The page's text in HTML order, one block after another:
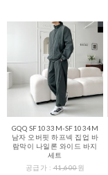
GQQ SF1033M-SF1034M
남자 오버핏 하프넥 집업 바
람막이 나일론 와이드 바지
세트
공급가 :41,600원